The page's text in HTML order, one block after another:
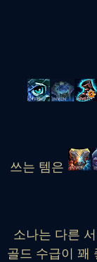
쓰는 템은
소나는 다른
골드 수급이 꽤